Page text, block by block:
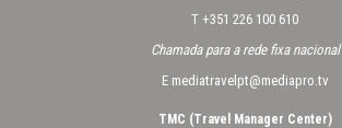
T +351 226 100 610
Chamada para a rede fixa nacional
E mediatravelpt@mediapro.tv
TMC (Travel Manager Center)